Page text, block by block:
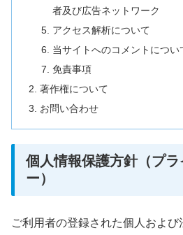
者及び広告ネットワーク
アクセス解析について
当サイトへのコメントについ
免責事項
著作権について
お問い合わせ
個人情報保護方針（プ
ー）
ご利用者の登録された個人および